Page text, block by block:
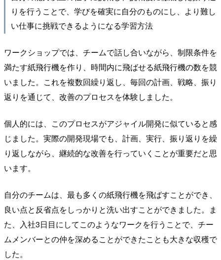
りを行うことで、学びを確実に自分のものにし、より難し
い仕事に挑戦できるようになる学習方法
ワークショップでは、チームで話し合いながら、制限条件を
満たす紙飛行機を作り、時間内に飛ばせる紙飛行機の数を競
いました。これを複数回繰り返し、毎回の計画、戦略、振り
返りを通じて、改善のプロセスを体験しました。
個人的には、このプロセスがアジャイル開発に似ていると感
じました。実際の開発現場でも、計画、実行、振り返りを繰
り返しながら、継続的な改善を行っていくことが重要だと思
います。
自分のチームは、最も多くの紙飛行機を飛ばすことができ、
良い点と反省点をしっかりと洗い出すことができました。ま
た、入社3日目にしてこのようなワークを行うことで、チー
ムメンバーとの仲を深めることができたことも大きな収穫で
した。